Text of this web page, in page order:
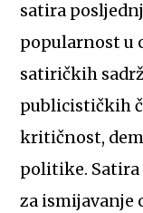
satira
popularnost u
satiričkih
publicističkih
kritičnost,
politike.
za